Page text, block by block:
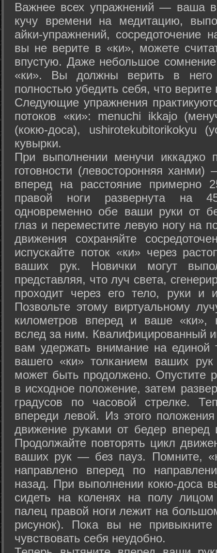
Важнее всех упражнений — ваша
кучу времени на медитацию,
айки-упражнений, сосредоточение
вы не верите в «ки», можете
впустую. Даже небольшое сомнение
«ки». Вы должны верить в
полностью убедить себя, что верите
Следующие упражнения
потоков «ки»: menuchi ikkajo
(кокю-доса), ushiro­tekubitori­kokyu
кувырки.
При выполнении менучи иккаджо
готовности (левосторонняя
вперед на расстояние примерно
правой ноги развернута на
одновременно обе ваши руки от
глаз и переместите левую ногу на
движения сохраняйте
испускайте поток «ки» через
ваших рук. Новички могут
представляя, что луч света,
проходит через его тело, руки и
Позвольте этому виртуальному
километров вперед и ваше «ки»,
вслед за ним. Квалифицированный
вам удержать внимание на единой
вашего «ки» толканием ваших
может быть продолжено. Опустите
в исходное положение, затем
градусов по часовой стрелке.
впереди левой. Из этого
движение руками от бедер вперед
Продолжайте повторять цикл
ваших рук — без пауз. Помните,
направлено вперед по
назад. При выполнении кокю-доса
сидеть на коленях на полу
палец правой ноги лежит на
рисунок). Пока вы не
чувствовать себя неудобно.